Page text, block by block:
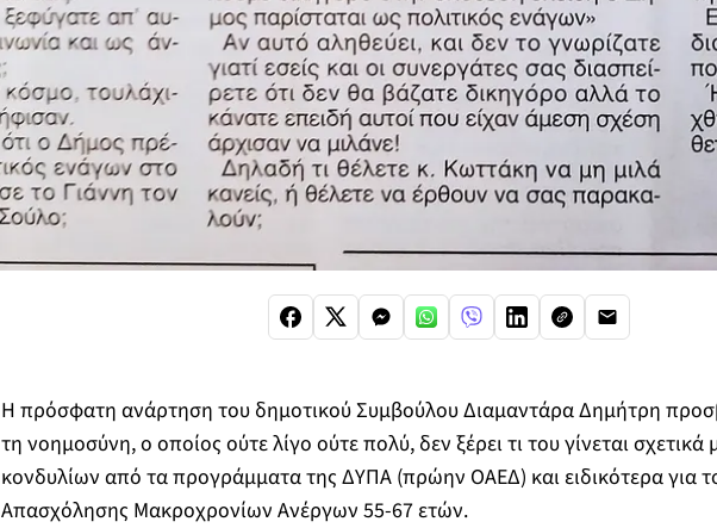
Η πρόσφατη ανάρτηση του δημοτικού Συμβούλου Διαμαντάρα Δημήτρη
τη νοημοσύνη, ο οποίος ούτε λίγο ούτε πολύ, δεν ξέρει τι του γίνεται
κονδυλίων από τα προγράμματα της ΔΥΠΑ (πρώην ΟΑΕΔ) και ειδικότερα για
Απασχόλησης Μακροχρονίων Ανέργων 55-67 ετών.